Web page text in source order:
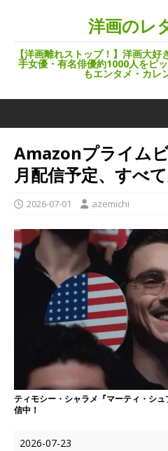
洋画のレ
【洋画離れストップ！】洋画大
手女優・有名俳優約1000人をピ
もエンタメ・カレ
Amazonプライム
月配信予定、すべ
2026-07-01 azemichi
ティモシー・シャラメ『マーティ・シ
信中！
2026-07-23